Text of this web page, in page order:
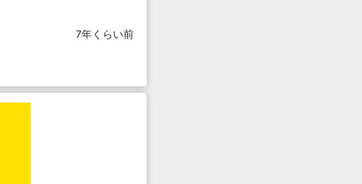
7年くらい前